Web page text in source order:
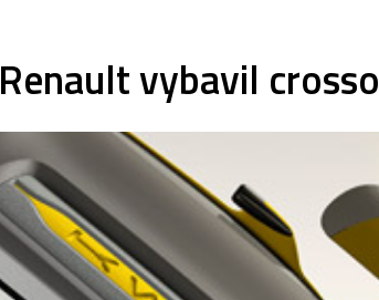
Renault vybavil